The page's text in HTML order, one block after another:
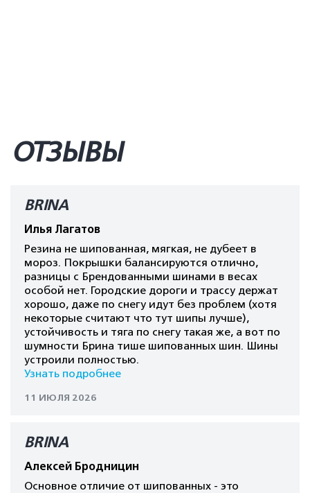
ОТЗЫВЫ
BRINA
Илья Лагатов
Резина не шипованная, мягкая, не дубеет в
мороз. Покрышки балансируются отлично,
разницы с Брендованными шинами в весах
особой нет. Городские дороги и трассу держат
хорошо, даже по снегу идут без проблем (хотя
некоторые считают что тут шипы лучше),
устойчивость и тяга по снегу такая же, а вот по
шумности Брина тише шипованных шин. Шины
устроили полностью.
Узнать подробнее
11 ИЮЛЯ 2026
BRINA
Алексей Бродницин
Основное отличие от шипованных - это